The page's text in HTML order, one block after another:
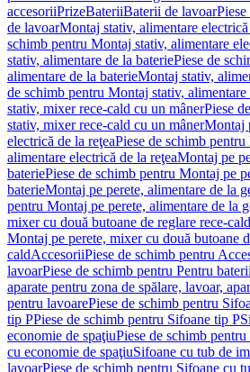
accesoriiPrizeBateriiBaterii de lavoar
de lavoarMontaj stativ, alimentare electrică
schimb pentru Montaj stativ, alimentare
stativ, alimentare de la bateriePiese de
alimentare de la baterieMontaj stativ,
de schimb pentru Montaj stativ, alimentare
stativ, mixer rece-cald cu un mânerPiese
stativ, mixer rece-cald cu un mânerMontaj
electrică de la reţeaPiese de schimb
alimentare electrică de la reţeaMontaj pe
bateriePiese de schimb pentru Montaj pe
baterieMontaj pe perete, alimentare de la
pentru Montaj pe perete, alimentare de la
mixer cu două butoane de reglare rece-cald
Montaj pe perete, mixer cu două butoane
caldAccesoriiPiese de schimb pentru
lavoarPiese de schimb pentru Pentru
aparate pentru zona de spălare, lavoar,
pentru lavoarePiese de schimb pentru
tip PPiese de schimb pentru Sifoane tip P
economie de spaţiuPiese de schimb
cu economie de spaţiuSifoane cu tub de
lavoarPiese de schimb pentru Sifoane cu